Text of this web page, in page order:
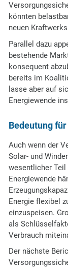
könnten
neuen
Parallel dazu
bestehende
konsequent
bereits im
lasse aber auf
Energiewende
Bedeutung
Auch wenn der
Solar- und
wesentlicher Teil
Energiewende
Energie flexibel
einzuspeisen.
als
Verbrauch
Der nächste